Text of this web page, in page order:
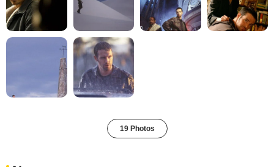
19 Photos